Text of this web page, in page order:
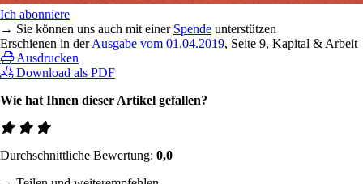
Ich abonniere
→ Sie können uns auch mit einer Spende unterstützen
Erschienen in derAusgabe vom 01.04.2019, Seite 9, Kapital & Arbeit
Ausdrucken
Download als PDF
Wie hat Ihnen dieser Artikel gefallen?
Durchschnittliche Bewertung: 0,0